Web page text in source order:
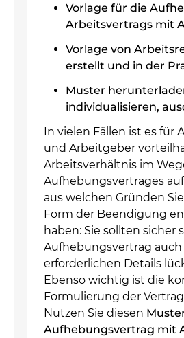
Vorlage für die
Arbeitsvertrags mit
Vorlage von
erstellt und in der
Muster
individualisieren,
In vielen Fällen ist es für
und Arbeitgeber
Arbeitsverhältnis im
Aufhebungsvertrages
aus welchen Gründen
Form der Beendigung
haben: Sie sollten sicher
Aufhebungsvertrag auch
erforderlichen Details
Ebenso wichtig ist die
Formulierung der
Nutzen Sie diesen
Aufhebungsvertrag mit